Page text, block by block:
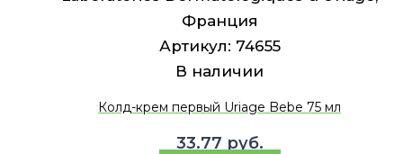
Франция
Артикул: 74655
В наличии
Колд-крем первый Uriage Bebe 75 мл
33.77 руб.